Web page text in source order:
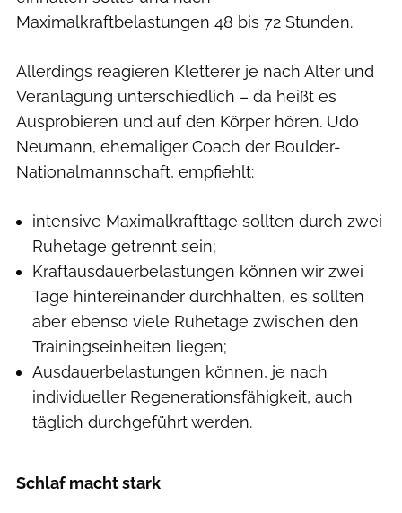
Maximalkraftbelastungen 48 bis 72 Stunden.
Allerdings reagieren Kletterer je nach Alter und
Veranlagung unterschiedlich – da heißt es
Ausprobieren und auf den Körper hören. Udo
Neumann, ehemaliger Coach der Boulder-
Nationalmannschaft, empfiehlt:
intensive Maximalkrafttage sollten durch zwei
Ruhetage getrennt sein;
Kraftausdauerbelastungen können wir zwei
Tage hintereinander durchhalten, es sollten
aber ebenso viele Ruhetage zwischen den
Trainingseinheiten liegen;
Ausdauerbelastungen können, je nach
individueller Regenerationsfähigkeit, auch
täglich durchgeführt werden.
Schlaf macht stark